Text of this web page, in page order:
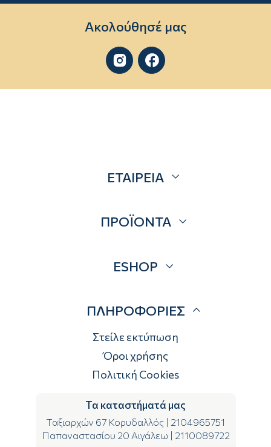
Ακολούθησέ μας
 
ΕΤΑΙΡΕΙΑ
Επικοινωνία
ΠΡΟΪΟΝΤΑ
Brands
ESHOP
Τρόποι αποστολής
Τρόποι πληρωμής
Επιστροφές
ΠΛΗΡΟΦΟΡΙΕΣ
Στείλε εκτύπωση
Όροι χρήσης
Πολιτική Cookies
Τα καταστήματά μας
Ταξιαρχών 67 Κορυδαλλός
2104965751
Παπαναστασίου 20 Αιγάλεω
2110089722